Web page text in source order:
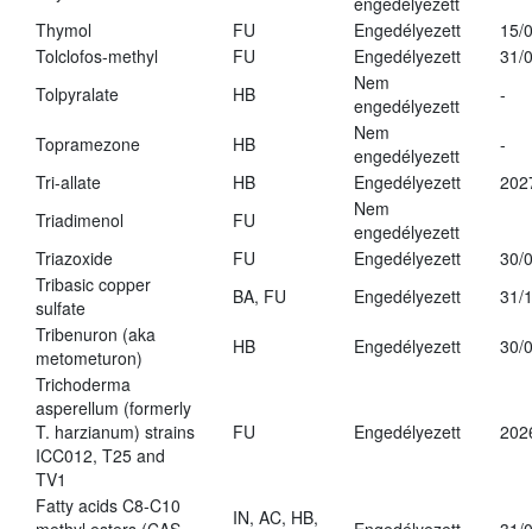
Thymol
FU Engedélyezett
15/
Tolclofos-methyl
FU Engedélyezett
31/
Tolpyralate
HB
Nem
engedélyezett
-
Topramezone HB
Nem
engedélyezett
-
Tri-allate
HB Engedélyezett
Triadimenol
FU
Nem
engedélyezett
Triazoxide
FU Engedélyezett
30/
Tribasic copper
sulfate
BA, FU Engedélyezett
31/
Tribenuron (aka
metometuron)
HB Engedélyezett
30/
Trichoderma
asperellum (formerly
T. harzianum) strains
ICC012, T25 and
TV1
FU Engedélyezett
Fatty acids C8-C10
IN, AC, HB,